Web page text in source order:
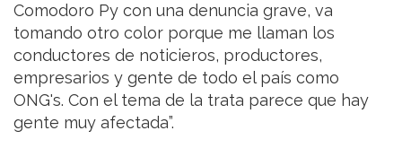
Comodoro Py con una denuncia grave, va
tomando otro color porque me llaman los
conductores de noticieros, productores,
empresarios y gente de todo el país como
ONG's. Con el tema de la trata parece que hay
gente muy afectada”.